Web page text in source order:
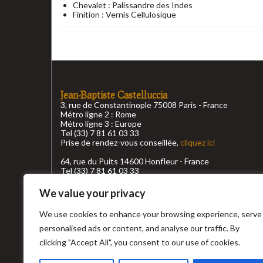
We value your privacy
We use cookies to enhance your browsing experience, serve
personalised ads or content, and analyse our traffic. By
clicking "Accept All", you consent to our use of cookies.
Chevalet : Palissandre des Indes
Finition : Vernis Cellulosique
Jean-Baptiste Castelluccia
3, rue de Constantinople 75008 Paris - France
Métro ligne 2 : Rome
Métro ligne 3 : Europe
Tel (33) 7 81 61 03 33
Prise de rendez-vous conseillée, cliquez ici
64, rue du Puits 14600 Honfleur - France
Tel (33) 7 81 61 03 33
Conditions générales de ventes
Top recherche